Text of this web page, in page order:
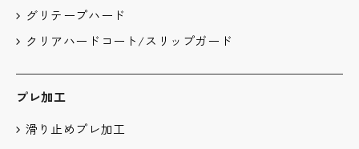
グリテープハード
クリアハードコート/スリップガード
プレ加工
滑り止めプレ加工